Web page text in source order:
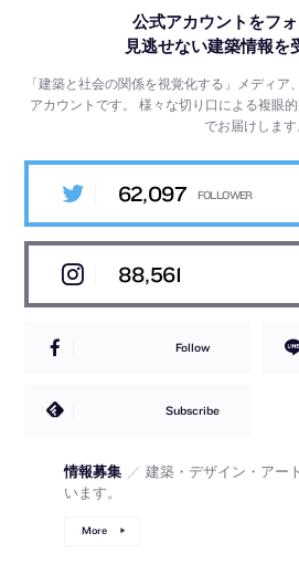
公式アカウントをフォ
見逃せない建築情報を
「建築と社会の関係を視覚化する」メディ
アカウントです。様々な切り口による複眼
でお届けします
62,097
88,561
Follow
Subscribe
情報募集 ／ 建築・デザイン・アー
います。
More